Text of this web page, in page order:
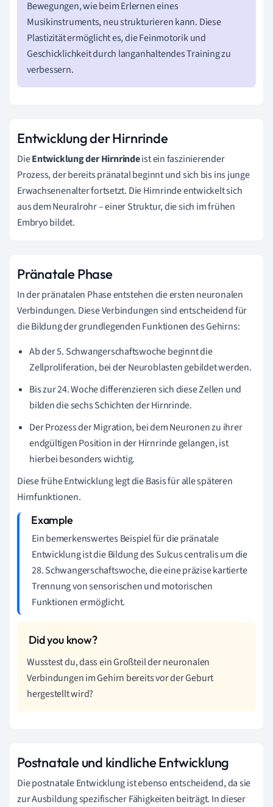
Bewegungen, wie beim Erlernen eines
Musikinstruments, neu strukturieren kann. Diese
Plastizität ermöglicht es, die Feinmotorik und
Geschicklichkeit durch langanhaltendes Training zu
verbessern.
Entwicklung der Hirnrinde
DieEntwicklung der Hirnrindeist ein faszinierender
Prozess, der bereits pränatal beginnt und sich bis ins junge
Erwachsenenalter fortsetzt. Die Hirnrinde entwickelt sich
aus dem Neuralrohr – einer Struktur, die sich im frühen
Embryo bildet.
Pränatale Phase
In der pränatalen Phase entstehen die ersten neuronalen
Verbindungen. Diese Verbindungen sind entscheidend für
die Bildung der grundlegenden Funktionen des Gehirns:
Ab der 5. Schwangerschaftswoche beginnt die
Zellproliferation, bei der Neuroblasten gebildet werden.
Bis zur 24. Woche differenzieren sich diese Zellen und
bilden die sechs Schichten der Hirnrinde.
Der Prozess der Migration, bei dem Neuronen zu ihrer
endgültigen Position in der Hirnrinde gelangen, ist
hierbei besonders wichtig.
Diese frühe Entwicklung legt die Basis für alle späteren
Hirnfunktionen.
Ein bemerkenswertes Beispiel für die pränatale
Entwicklung ist die Bildung des Sulcus centralis um die
28. Schwangerschaftswoche, die eine präzise kartierte
Trennung von sensorischen und motorischen
Funktionen ermöglicht.
Wusstest du, dass ein Großteil der neuronalen
Verbindungen im Gehirn bereits vor der Geburt
hergestellt wird?
Postnatale und kindliche Entwicklung
Die postnatale Entwicklung ist ebenso entscheidend, da sie
zur Ausbildung spezifischer Fähigkeiten beiträgt. In dieser